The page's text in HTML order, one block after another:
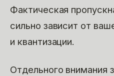
Фактическая
сильно зависит от
и квантизации.
Отдельного внимания